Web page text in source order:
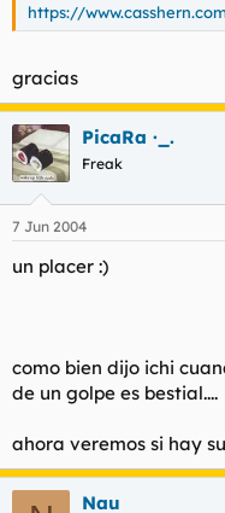
https://
gracias
PicaRa ·_.
Freak
7 Jun 2004
un placer :)
como bien dijo ichi
de un golpe es bestial....
ahora veremos si hay
Nau